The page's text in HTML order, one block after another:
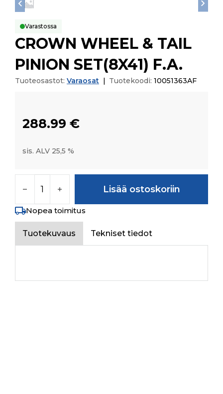
Varastossa
CROWN WHEEL & TAIL
PINION SET(8X41) F.A.
Tuoteosastot: Varaosat Tuotekoodi: 10051363AF
288.99 €
sis. ALV 25,5 %
Lisää ostoskoriin
Nopea toimitus
Tuotekuvaus Tekniset tiedot